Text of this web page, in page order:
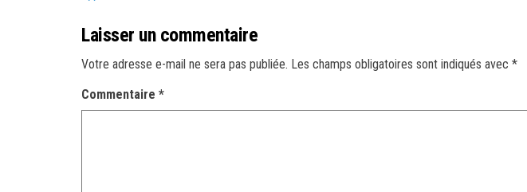
Laisser un commentaire
Votre adresse e-mail ne sera pas publiée. Les champs obligatoires sont indiqués avec *
Commentaire *